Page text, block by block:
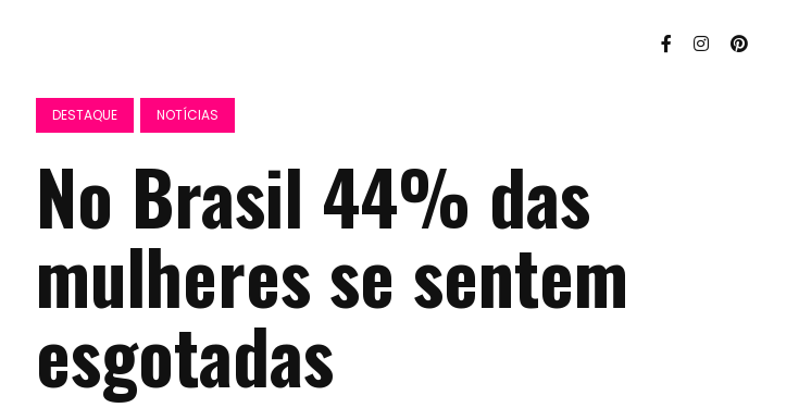
DESTAQUE NOTÍCIAS
No Brasil 44% das
mulheres se sentem
esgotadas